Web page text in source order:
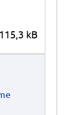
115,3 kB